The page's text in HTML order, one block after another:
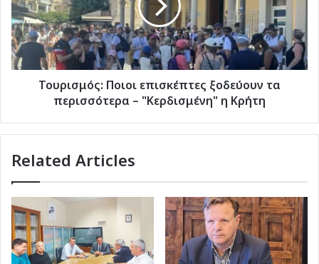
τα
περισσότερα
–
"Κερδισμένη"
η
Τουρισμός: Ποιοι επισκέπτες ξοδεύουν τα
περισσότερα – "Κερδισμένη" η Κρήτη
Related Articles